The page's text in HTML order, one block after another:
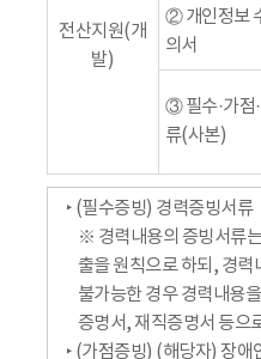
전산지원(개
발)
② 개인정보
의서
③ 필수·가점
류(사본)
‣ (필수증빙) 경력증빙서류
※ 경력내용의 증빙서류
출을 원칙으로 하되, 경력
불가능한 경우 경력내용
증명서, 재직증명서 등으
‣ (가점증빙) (해당자) 장애